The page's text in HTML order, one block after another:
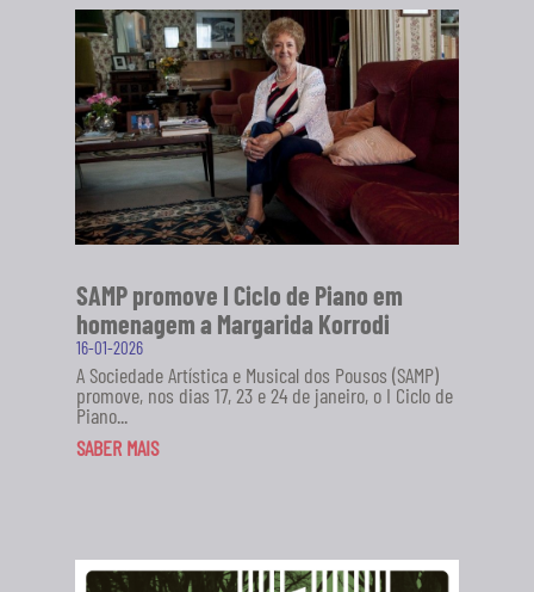
SAMP promove I Ciclo de Piano em
homenagem a Margarida Korrodi
16-01-2026
A Sociedade Artística e Musical dos Pousos (SAMP)
promove, nos dias 17, 23 e 24 de janeiro, o I Ciclo de
Piano...
SABER MAIS